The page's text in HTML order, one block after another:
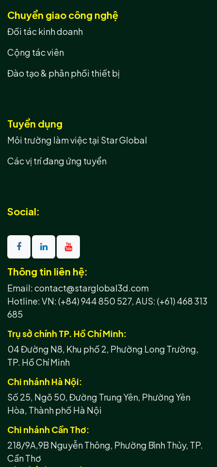
Thông tin liên hệ:
Email: contact@starglobal3d.com
Hotline:VN: (+84) 944 850 527,AUS: (+61) 468 313
685
Trụ sở chính TP. Hồ Chí Minh:
04 Đường N8, Khu phố 2, Phường Long Trường,
TP. Hồ Chí Minh
Chi nhánh Hà Nội:
Số 25, Ngõ 50, Đường Trung Yên, Phường Yên
Hòa, Thành phố Hà Nội
Chi nhánh Cần Thơ:
218/9A,9B Nguyễn Thông, Phường Bình Thủy, TP.
Cần Thơ
Social:
Chuyển giao công nghệ
Đối tác kinh doanh
Cộng tác viên
Đào tạo & phân phối thiết bị
Tuyển dụng
Môi trường làm việc tại Star Global
Các vị trí đang ứng tuyển